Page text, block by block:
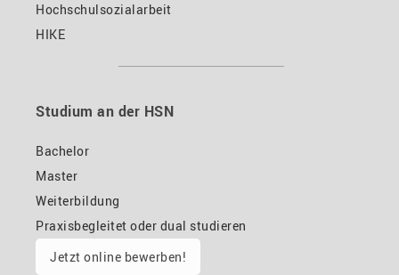
Hochschulsozialarbeit
HIKE
Studium an der HSN
Bachelor
Master
Weiterbildung
Praxisbegleitet oder dual studieren
Jetzt online bewerben!